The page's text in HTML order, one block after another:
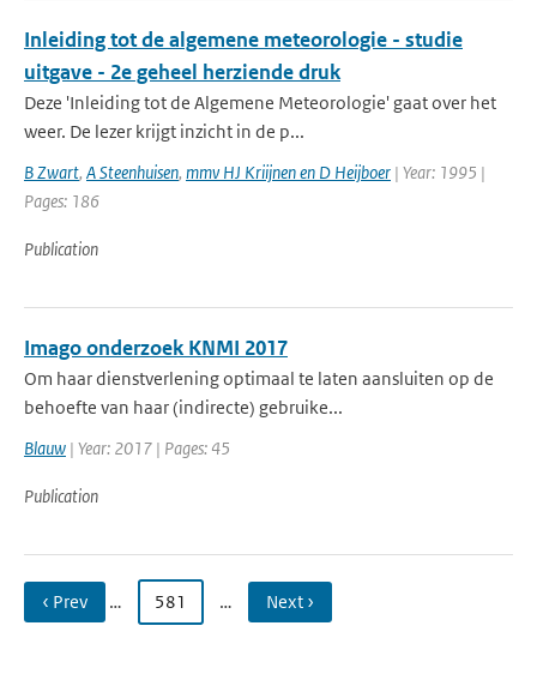
Inleiding tot de algemene meteorologie - studie
uitgave - 2e geheel herziende druk
Deze 'Inleiding tot de Algemene Meteorologie' gaat over het
weer. De lezer krijgt inzicht in de p...
B Zwart, A Steenhuisen, mmv HJ Kriijnen en D Heijboer | Year: 1995 |
Pages: 186
Publication
Imago onderzoek KNMI 2017
Om haar dienstverlening optimaal te laten aansluiten op de
behoefte van haar (indirecte) gebruike...
Blauw | Year: 2017 | Pages: 45
Publication
‹ Prev … 581 … Next ›